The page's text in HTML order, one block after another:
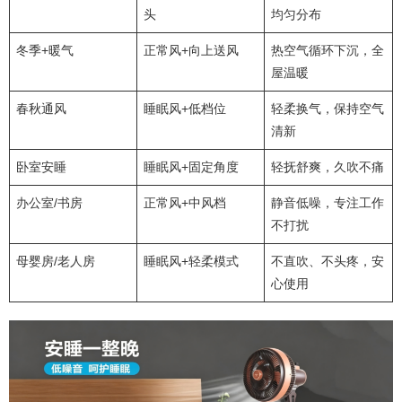
头
均匀分布
冬季+暖气 正常风+向上送风
热空气循环下沉，全
屋温暖
春秋通风 睡眠风+低档位
轻柔换气，保持空气
清新
卧室安睡 睡眠风+固定角度 轻抚舒爽，久吹不痛
办公室/书房 正常风+中风档
静音低噪，专注工作
不打扰
母婴房/老人房 睡眠风+轻柔模式
不直吹、不头疼，安
心使用